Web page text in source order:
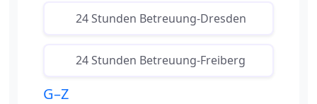
24 Stunden Betreuung-Dresden
24 Stunden Betreuung-Freiberg
G–Z